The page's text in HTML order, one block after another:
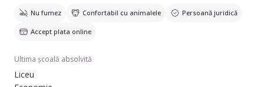
Nu fumez Confortabil cu animalele Persoană juridică
Accept plata online
Ultima școală absolvită
Liceu